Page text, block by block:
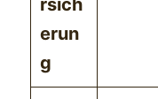
rsich
erun
g